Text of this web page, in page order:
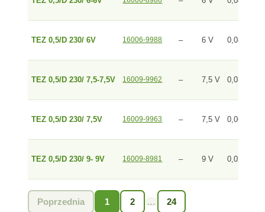
TEZ 0,5/D 230/ 6V 16006-9988 – 6 V 0,083 A
TEZ 0,5/D 230/ 7,5-7,5V 16009-9962 – 7,5 V 0,033 A
TEZ 0,5/D 230/ 7,5V 16009-9963 – 7,5 V 0,066 A
TEZ 0,5/D 230/ 9- 9V 16009-8981 – 9 V 0,028 A
Poprzednia 1 2 … 24